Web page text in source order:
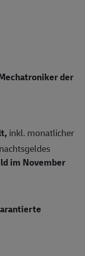
der
inkl. monatlicher
im November